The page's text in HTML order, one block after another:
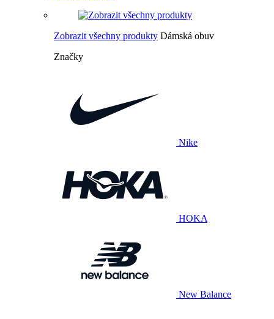
Zobrazit všechny produkty Dámská obuv
Značky
Nike
HOKA
New Balance